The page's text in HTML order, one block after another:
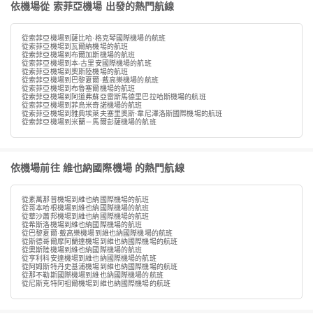
依機場從 索菲亞機場 出發的熱門航線
從索菲亞機場到薩比哈·格克琴國際機場的航班
從索菲亞機場到瓦爾納機場的航班
從索菲亞機場到布爾加斯機場的航班
從索菲亞機場到本-古里安國際機場的航班
從索菲亞機場到奧斯陸機場的航班
從索菲亞機場到巴黎夏爾·戴高樂機場的航班
從索菲亞機場到布魯塞爾機場的航班
從索菲亞機場到阿道弗蘇亞雷斯馬德里巴拉哈斯機場的航班
從索菲亞機場到菲烏米奇諾機場的航班
從索菲亞機場到雅典埃萊夫塞里奧斯·韋尼澤洛斯國際機場的航班
從索菲亞機場到米蘭－馬爾彭薩機場的航班
依機場前往 維也納國際機場 的熱門航線
從素萬那普機場到維也納國際機場的航班
從哥本哈根機場到維也納國際機場的航班
從華沙蕭邦機場到維也納國際機場的航班
從希斯洛機場到維也納國際機場的航班
從巴黎夏爾·戴高樂機場到維也納國際機場的航班
從斯德哥爾摩阿蘭達機場到維也納國際機場的航班
從奧斯陸機場到維也納國際機場的航班
從亨利科安達機場到維也納國際機場的航班
從阿姆斯特丹史基浦機場到維也納國際機場的航班
從那不勒斯國際機場到維也納國際機場的航班
從尼斯克特阿祖爾機場到維也納國際機場的航班